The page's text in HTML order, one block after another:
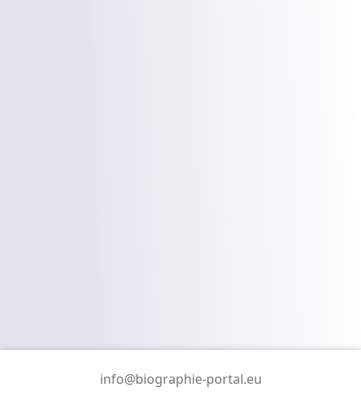
info@biographie-portal.eu